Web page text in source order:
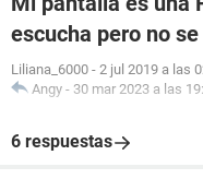
escucha pero no
Liliana_6000 - 2 jul 2019 a las
Angy - 30 mar 2023 a las
6 respuestas